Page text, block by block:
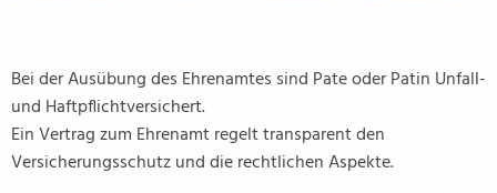
Bei der Ausübung des Ehrenamtes sind Pate oder Patin Unfall-
und Haftpflichtversichert.
Ein Vertrag zum Ehrenamt regelt transparent den
Versicherungsschutz und die rechtlichen Aspekte.